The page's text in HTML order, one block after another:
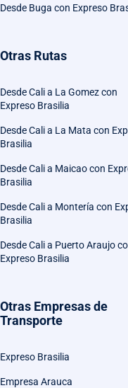
Desde Buga con Expreso
Otras Rutas
Desde Cali a La Gomez con
Expreso Brasilia
Desde Cali a La Mata con
Brasilia
Desde Cali a Maicao con
Brasilia
Desde Cali a Montería con
Brasilia
Desde Cali a Puerto Araujo
Expreso Brasilia
Otras Empresas de
Transporte
Expreso Brasilia
Empresa Arauca